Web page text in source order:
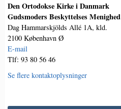
Den Ortodokse Kirke i Danmark
Gudsmoders Beskyttelses Menighed
Dag Hammarskjölds Allé 1A, kld.
2100 København Ø
E-mail
Tlf: 93 80 56 46
Se flere kontaktoplysninger